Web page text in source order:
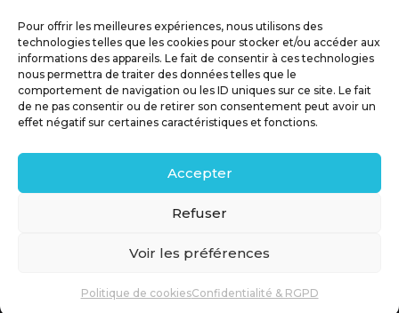
Pour offrir les meilleures expériences, nous utilisons des
technologies telles que les cookies pour stocker et/ou accéder aux
informations des appareils. Le fait de consentir à ces technologies
nous permettra de traiter des données telles que le
comportement de navigation ou les ID uniques sur ce site. Le fait
de ne pas consentir ou de retirer son consentement peut avoir un
effet négatif sur certaines caractéristiques et fonctions.
Accepter
Refuser
Voir les préférences
Politique de cookiesConfidentialité & RGPD
du débosselage vous accueille sans rendez-...
MDCS GROUPE
Mentions légales
Confidentialité & RGPD
Contact
Politique de cookies (UE)
© 2026 MDCS GROUPE